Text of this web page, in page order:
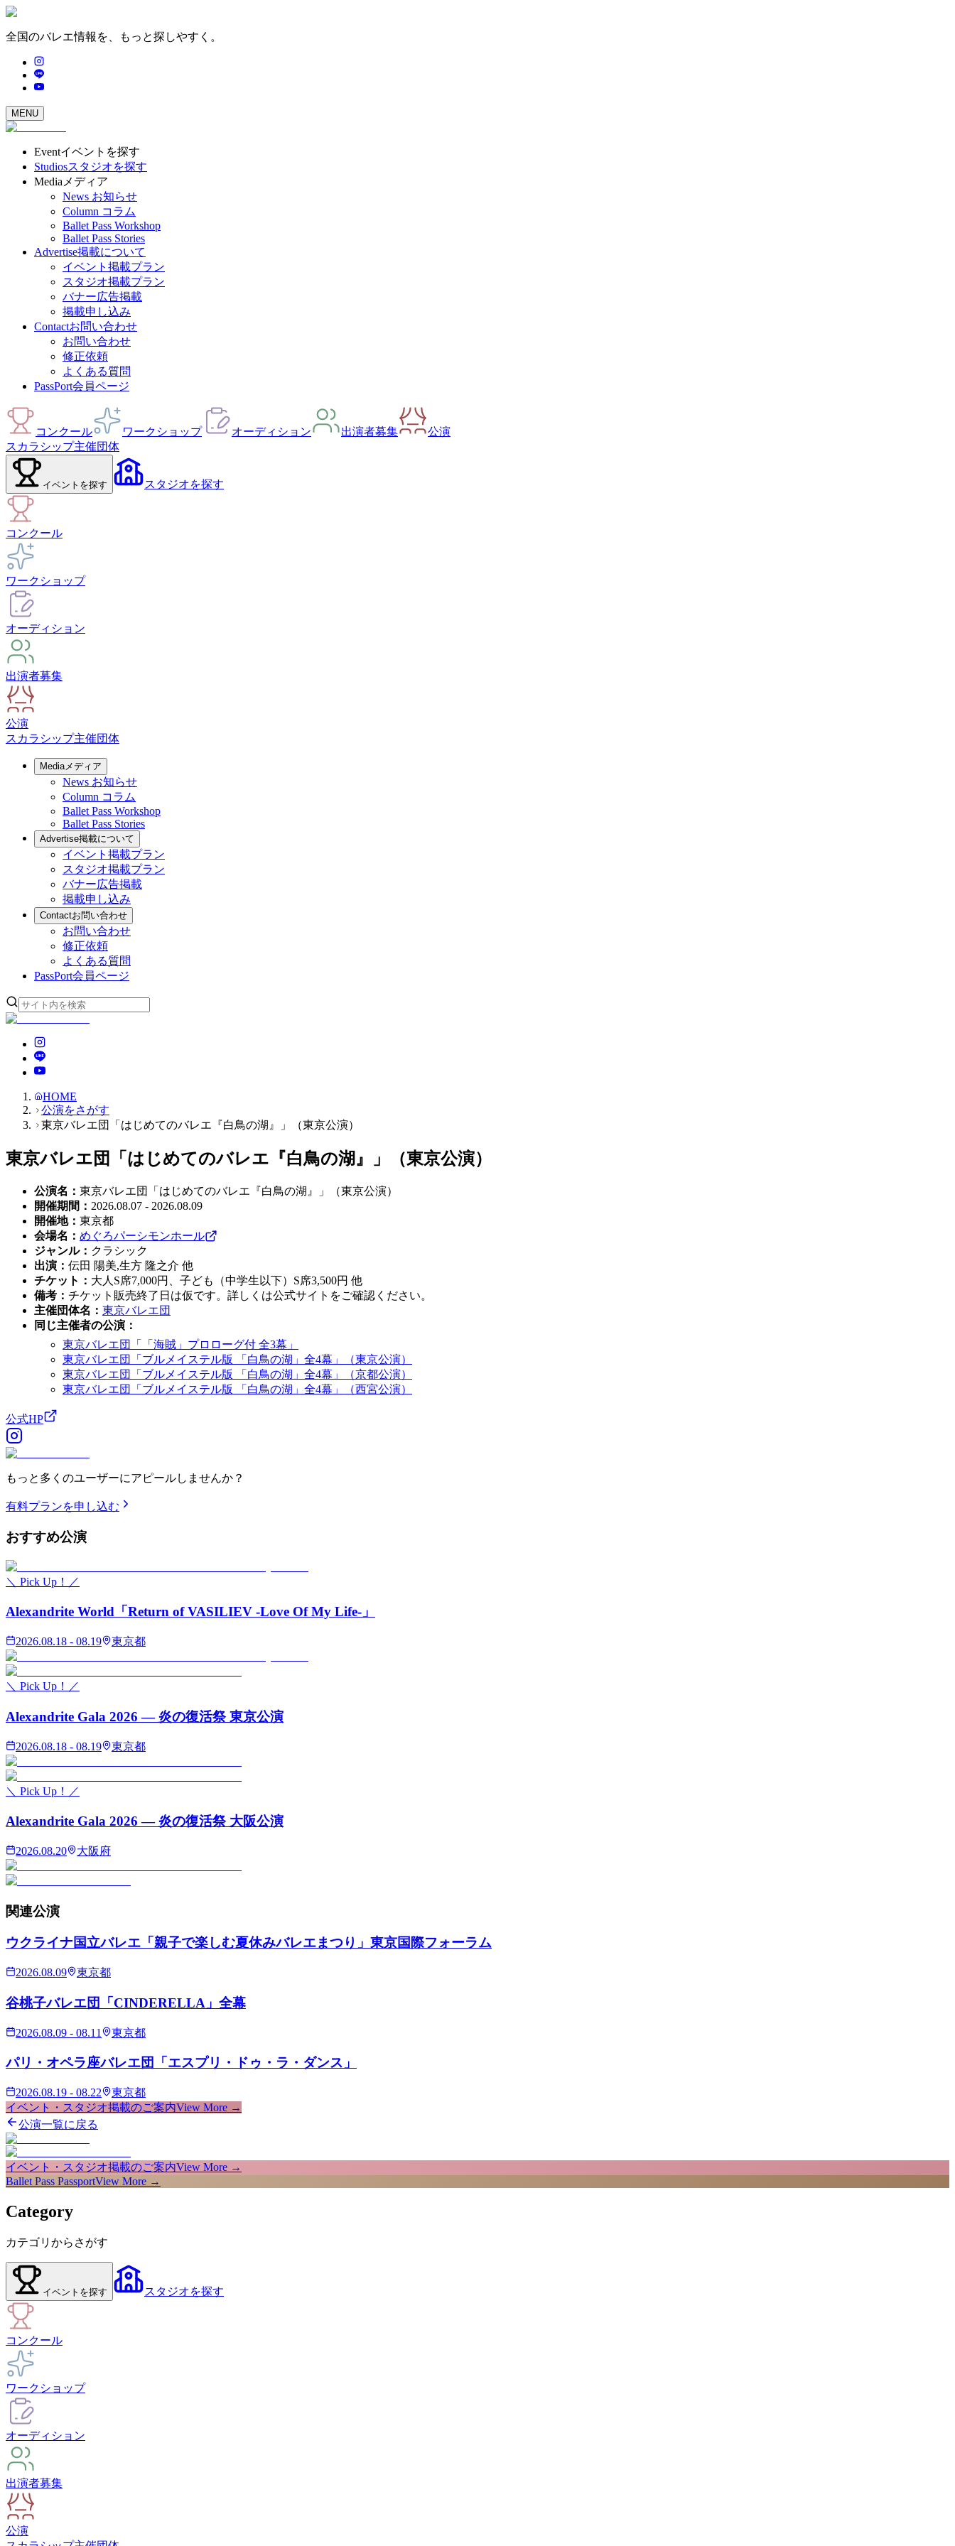
全国のバレエ情報を、もっと探しやすく。
MENU
Eventイベントを探す
Studiosスタジオを探す
Media メディア
News お知らせ
Column コラム
Ballet Pass Workshop
Ballet Pass Stories
Advertise掲載について
イベント掲載プラン
スタジオ掲載プラン
バナー広告掲載
掲載申し込み
Contactお問い合わせ
お問い合わせ
修正依頼
よくある質問
PassPort会員ページ
コンクール ワークショップ オーディション 出演者募集
公演
スカラシップ主催団体
イベント を探す スタジオを探す
コンクール
ワークショップ
オーディション
出演者募集
公演
スカラシップ主催団体
Mediaメディア
News お知らせ
Column コラム
Ballet Pass Workshop
Ballet Pass Stories
Advertise掲載について
イベント掲載プラン
スタジオ掲載プラン
バナー広告掲載
掲載申し込み
Contactお問い合わせ
お問い合わせ
修正依頼
よくある質問
PassPort会員ページ
HOME
公演をさがす
東京バレエ団「はじめてのバレエ『白鳥の湖』」（東京公演）
東京バレエ団「はじめてのバレエ『白鳥の湖』」（東京公演）
公演名 ： 東京バレエ団「はじめてのバレエ『白鳥の湖』」（東京公演）
開催期間 ： 2026.08.07 - 2026.08.09
開催地： 東京都
会場名 ： めぐろパーシモンホール
ジャンル： クラシック
出演 ： 伝田 陽美,生方 隆之介 他
チケット ： 大人S席7,000円、子ども（中学生以下）S席3,500円 他
備考 ： チケット販売終了日は仮です。詳しくは公式サイトをご確認ください。
主催団体名 ： 東京バレエ団
同じ主催者の公演 ：
東京バレエ団「「海賊」プロローグ付 全3幕」
東京バレエ団「ブルメイステル版 「白鳥の湖」全4幕」（東京公演）
東京バレエ団「ブルメイステル版 「白鳥の湖」全4幕」（京都公演）
東京バレエ団「ブルメイステル版 「白鳥の湖」全4幕」（西宮公演）
公式HP
もっと多くのユーザーにアピールしませんか？
有料プランを申し込む
おすすめ公演
＼ Pick Up！／
Alexandrite World「Return of VASILIEV -Love Of My Life-」
2026.08.18 - 08.19 東京都
＼ Pick Up！／
Alexandrite Gala 2026 — 炎の復活祭 東京公演
2026.08.18 - 08.19 東京都
＼ Pick Up！／
Alexandrite Gala 2026 — 炎の復活祭 大阪公演
2026.08.20 大阪府
関連公演
ウクライナ国立バレエ「親子で楽しむ夏休みバレエまつり」東京国際フォーラム
2026.08.09 東京都
谷桃子バレエ団「CINDERELLA」全幕
2026.08.09 - 08.11 東京都
パリ・オペラ座バレエ団「エスプリ・ドゥ・ラ・ダンス」
2026.08.19 - 08.22
東京都
イベント・スタジオ掲載のご案内View More →
公演一覧に戻る
イベント・スタジオ掲載のご案内View More →
Ballet Pass PassportView More →
Category
カテゴリからさがす
イベント を探す スタジオを探す
コンクール
ワークショップ
オーディション
出演者募集
公演